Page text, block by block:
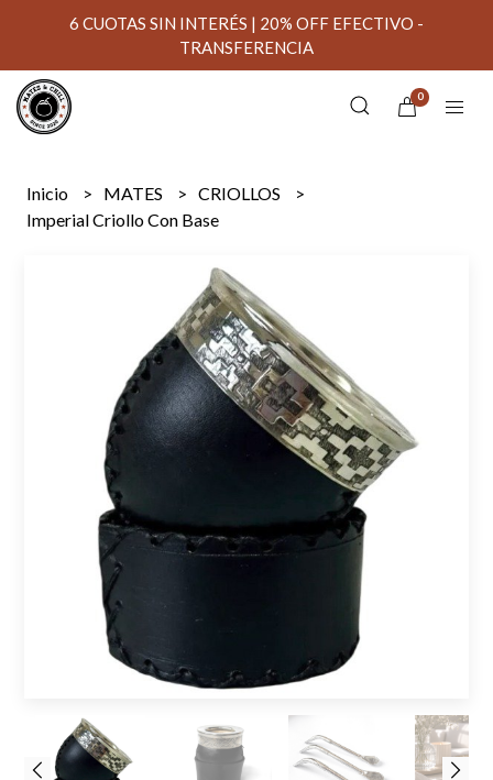
6 CUOTAS SIN INTERÉS | 20% OFF EFECTIVO -
TRANSFERENCIA
0
Inicio MATES
CRIOLLOS
Imperial Criollo Con Base